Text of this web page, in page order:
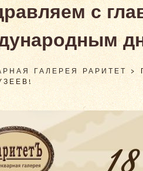
с
ГАЛЕРЕЯ РАРИТЕТ >